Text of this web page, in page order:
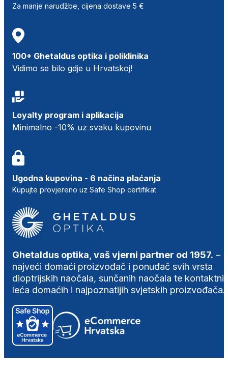
Za manje narudžbe, cijena dostave 5 €
100+ Ghetaldus optika i poliklinika
Vidimo se bilo gdje u Hrvatskoj!
Loyalty program i aplikacija
Minimalno -10% uz svaku kupovinu
Ugodna kupovina - 6 načina plaćanja
Kupujte provjereno uz Safe Shop certifikat
Ghetaldus optika, vaš vjerni partner od 1957. –
najveći domaći proizvođač i ponuđač svih vrsta
dioptrijskih naočala, sunčanih naočala te
leća domaćih i najpoznatijih svjetskih proizvođača.